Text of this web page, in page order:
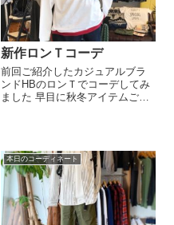
新作ロンＴコーデ
前回ご紹介したカジュアルブラ
ンドHBのロンＴでコーデしてみ
ました 早目に秋冬アイテムご用
+ウエストポーチ￥4,500...
本日のコーディネート